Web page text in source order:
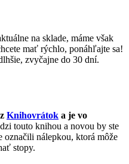
na sklade, máme však
mať rýchlo, ponáhľajte sa!
zvyčajne do 30 dní.
Knihovrátok a je vo
touto knihou a novou by ste
označili nálepkou, ktorá môže
stopy.